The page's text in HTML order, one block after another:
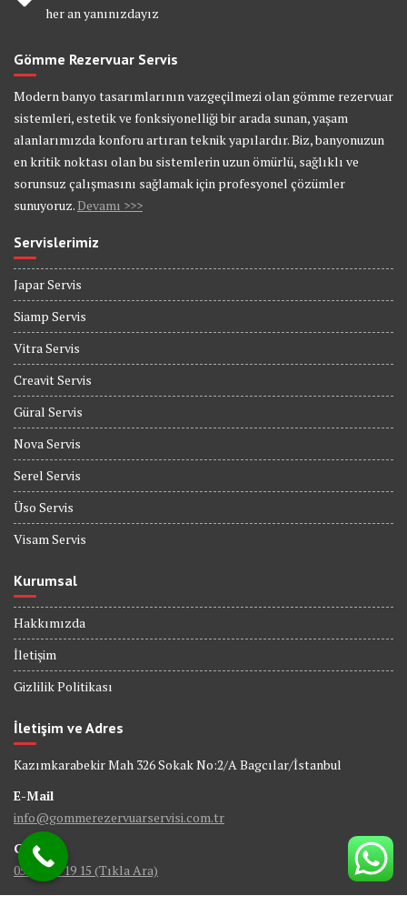
her an yanınızdayız
Gömme Rezervuar Servis
Modern banyo tasarımlarının vazgeçilmezi olan gömme rezervuar
sistemleri, estetik ve fonksiyonelliği bir arada sunan, yaşam
alanlarımızda konforu artıran teknik yapılardır. Biz, banyonuzun
en kritik noktası olan bu sistemlerin uzun ömürlü, sağlıklı ve
sorunsuz çalışmasını sağlamak için profesyonel çözümler
sunuyoruz. Devamı >>>
Servislerimiz
Japar Servis
Siamp Servis
Vitra Servis
Creavit Servis
Güral Servis
Nova Servis
Serel Servis
Üso Servis
Visam Servis
Kurumsal
Hakkımızda
İletişim
Gizlilik Politikası
İletişim ve Adres
Kazımkarabekir Mah 326 Sokak No:2/A Bagcılar/İstanbul
E-Mail
info@gommerezervuarservisi.com.tr
GSM
0538 402 19 15 (Tıkla Ara)